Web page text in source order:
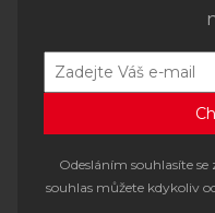
Odesláním souhlasíte
souhlas můžete kdykoliv